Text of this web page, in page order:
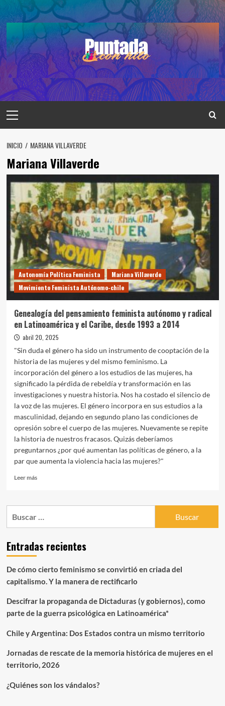
al
contenido
principal
INICIO MARIANA VILLAVERDE
Mariana Villaverde
Autonomía Política Feminista
Mariana Villaverde
Movimiento Feminista Autónomo-chile
Genealogía del pensamiento feminista autónomo y radical
en Latinoamérica y el Caribe, desde 1993 a 2014
abril 20, 2025
"Sin duda el género ha sido un instrumento de cooptación de la
historia de las mujeres y del mismo feminismo. La
incorporación del género a los estudios de las mujeres, ha
significado la pérdida de rebeldía y transformación en las
investigaciones y nuestra historia. Nos ha costado el silencio de
la voz de las mujeres. El género incorpora en sus estudios a la
masculinidad, dejando en segundo plano las condiciones de
opresión sobre el cuerpo de las mujeres. Nuevamente se repite
la historia de nuestros fracasos. Quizás deberíamos
preguntarnos ¿por qué aumentan las políticas de género, a la
par que aumenta la violencia hacia las mujeres?"
Leer másLeer
Genealogía
autónomo
y
en
Latinoamérica
el
Caribe,
desde
a
Entradas recientes
De cómo cierto feminismo se convirtió en criada del
capitalismo. Y la manera de rectificarlo
Descifrar la propaganda de Dictaduras (y gobiernos), como
parte de la guerra psicológica en Latinoamérica*
Chile y Argentina: Dos Estados contra un mismo territorio
Jornadas de rescate de la memoria histórica de mujeres en el
territorio, 2026
¿Quiénes son los vándalos?